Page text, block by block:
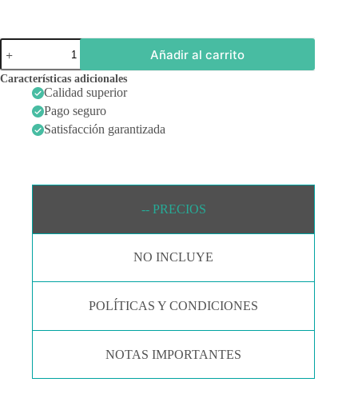
Bogotá
Medellín
6
cantidad
Añadir al carrito
Características adicionales
Calidad superior
Pago seguro
Satisfacción garantizada
-- PRECIOS
NO INCLUYE
POLÍTICAS Y CONDICIONES
NOTAS IMPORTANTES